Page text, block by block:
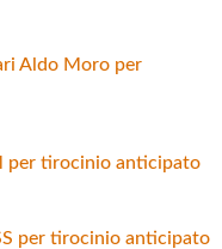
Aldo Moro per
per tirocinio anticipato
per tirocinio anticipato